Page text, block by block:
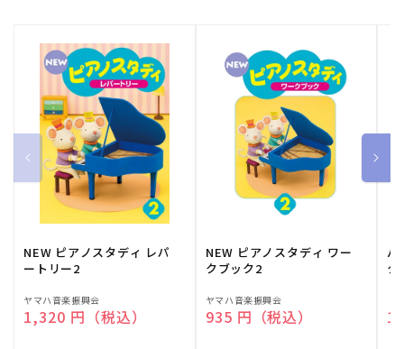
NEW ピアノスタディ レパ
ートリー2
販
売
ヤマハ音楽振興会
通常価格
1,320 円（税込）
NEW ピアノスタディ ワー
クブック2
販
売
ヤマハ音楽振興会
通常価格
935 円（税込）
バ
ク
売